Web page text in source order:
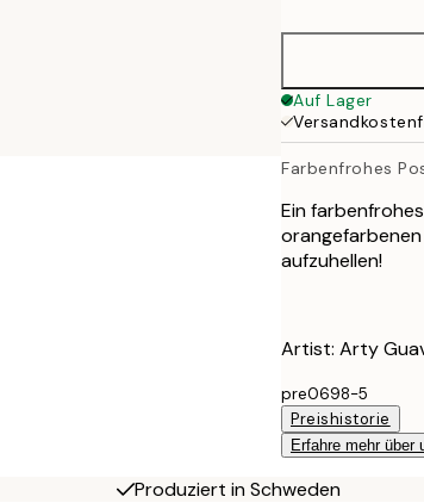
100x150
Auf Lager
Farbenfrohes
Ein
aufzuhellen!
Artist: Arty
pre0698-5
Preishistorie
Erfahre mehr über
Produziert in Schweden